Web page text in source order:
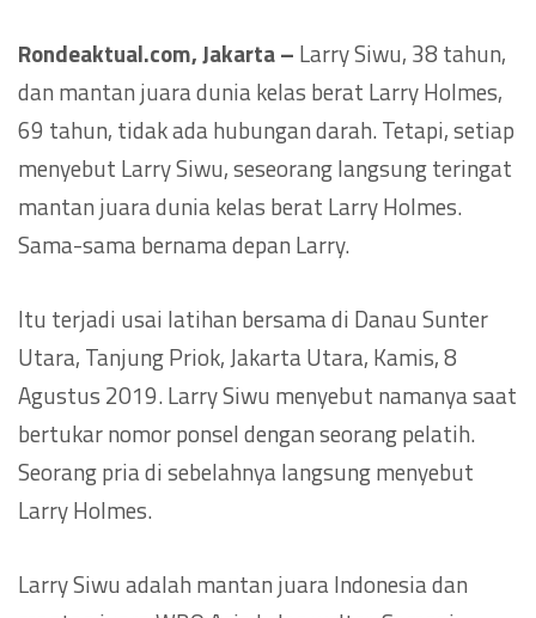
Rondeaktual.com, Jakarta – Larry Siwu, 38 tahun,
dan mantan juara dunia kelas berat Larry Holmes,
69 tahun, tidak ada hubungan darah. Tetapi, setiap
menyebut Larry Siwu, seseorang langsung teringat
mantan juara dunia kelas berat Larry Holmes.
Sama-sama bernama depan Larry.
Itu terjadi usai latihan bersama di Danau Sunter
Utara, Tanjung Priok, Jakarta Utara, Kamis, 8
Agustus 2019. Larry Siwu menyebut namanya saat
bertukar nomor ponsel dengan seorang pelatih.
Seorang pria di sebelahnya langsung menyebut
Larry Holmes.
Larry Siwu adalah mantan juara Indonesia dan